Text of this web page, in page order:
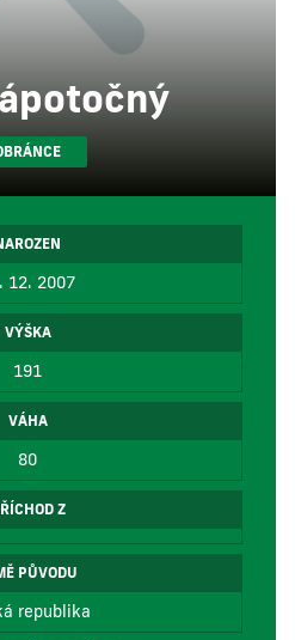
12. 2007
VÝŠKA
191
VÁHA
80
Z
PŮVODU
republika